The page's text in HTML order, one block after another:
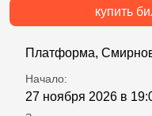
купить
Платформа,
Начало:
27 ноября 2026 в